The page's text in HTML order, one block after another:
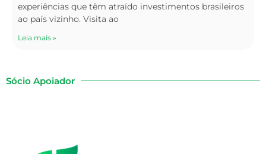
experiências que têm atraído investimentos brasileiros
ao país vizinho. Visita ao
Leia mais »
Sócio Apoiador